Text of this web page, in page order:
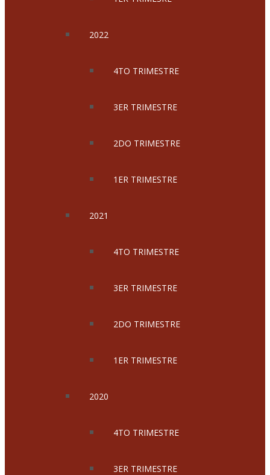
2022
4TO TRIMESTRE
3ER TRIMESTRE
2DO TRIMESTRE
1ER TRIMESTRE
2021
4TO TRIMESTRE
3ER TRIMESTRE
2DO TRIMESTRE
1ER TRIMESTRE
2020
4TO TRIMESTRE
3ER TRIMESTRE